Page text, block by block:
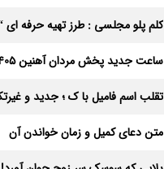
کلم پلو مجلسی : طرز تهیه حرفه ای
تقلب اسم فامیل با ک ؛ جدید و
متن دعای کمیل و زمان خواندن آن